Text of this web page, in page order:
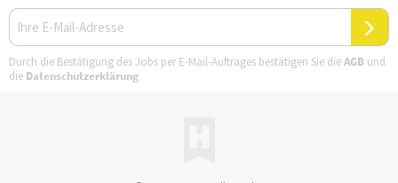
Durch die Bestätigung des Jobs per E-Mail-Auftrages bestätigen Sie dieAGB und
die Datenschutzerklärung